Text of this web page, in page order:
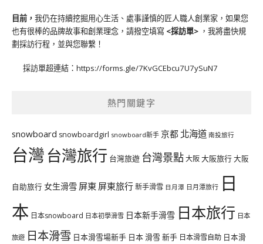
目前， 我仍在持續挖掘用心生活、處事謹慎的匠人職人創業家，如果您
也有很棒的品牌故事和創業理念，請撥空填寫 <採訪單> ，我將盡快規
劃採訪行程，並與您聯繫！
採訪單超連結： https://forms.gle/7KvGCEbcu7U7ySuN7
熱門關鍵字
snowboard snowboardgirl snowboard新手 京都 北海道 南投旅行
台灣台灣旅行 台灣旅遊 台灣景點大阪大阪旅行大阪
自助旅行 女生滑雪 屏東 屏東旅行新手滑雪 日月潭 日月潭旅行 日
本 日本snowboard 日本初學滑雪 日本新手滑雪 日本旅行 日本
旅遊 日本滑雪 日本滑雪場新手 日本 滑雪 新手 日本滑雪自助 日本滑